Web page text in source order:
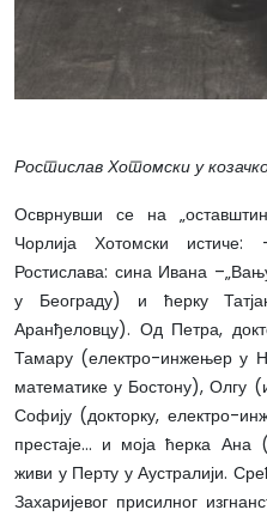
Ростислав Хотомски у
Осврнувши се на
Чорлија Хотомски
Ростислава: сина Ивана
у Београду) и ћерку
Аранђеловцу). Од Петра,
Тамару (електро-инжењер у
математике у Бостону),
Софију (докторку, електро-
престаје... и моја ћерка
живи у Перту у Аустралији.
Захаријевог присилног